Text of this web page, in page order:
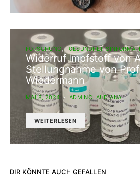
FORSCHUNG
Widerruf Impfstoff von
Stellungnahme von Prof.
Wiedermann
MAI 8, 2024 ADMINCLAUDIANA
WEITERLESEN
DIR KÖNNTE AUCH GEFALLEN